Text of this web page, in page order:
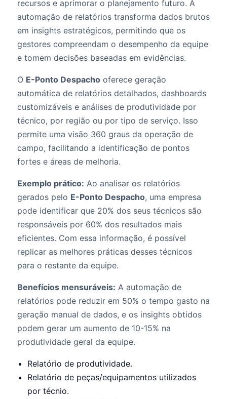
recursos e aprimorar o planejamento futuro. A
automação de relatórios transforma dados brutos
em insights estratégicos, permitindo que os
gestores compreendam o desempenho da equipe
e tomem decisões baseadas em evidências.
O E-Ponto Despacho oferece geração
automática de relatórios detalhados, dashboards
customizáveis e análises de produtividade por
técnico, por região ou por tipo de serviço. Isso
permite uma visão 360 graus da operação de
campo, facilitando a identificação de pontos
fortes e áreas de melhoria.
Exemplo prático: Ao analisar os relatórios
gerados pelo E-Ponto Despacho, uma empresa
pode identificar que 20% dos seus técnicos são
responsáveis por 60% dos resultados mais
eficientes. Com essa informação, é possível
replicar as melhores práticas desses técnicos
para o restante da equipe.
Benefícios mensuráveis: A automação de
relatórios pode reduzir em 50% o tempo gasto na
geração manual de dados, e os insights obtidos
podem gerar um aumento de 10-15% na
produtividade geral da equipe.
Relatório de produtividade.
Relatório de peças/equipamentos utilizados
por técnio.